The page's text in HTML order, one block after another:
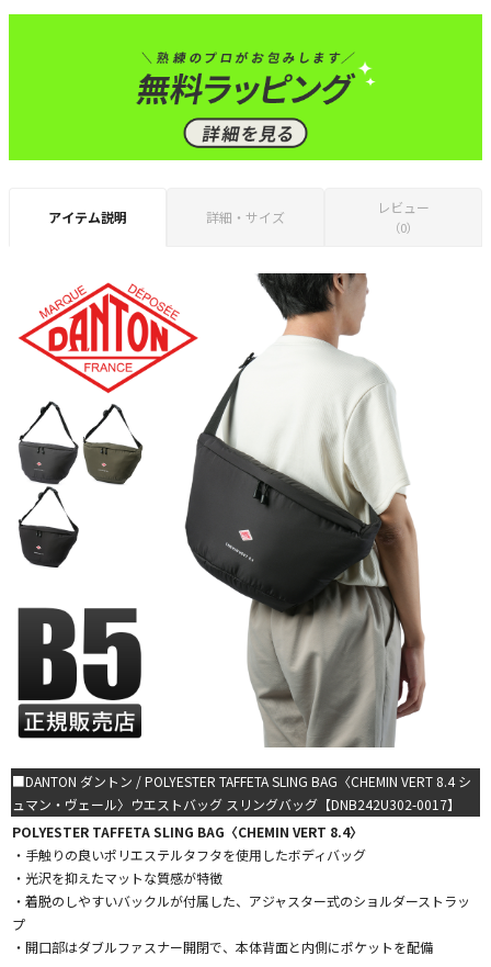
アイテム説明 詳細・サイズ
レビュー
（0）
■DANTON ダントン / POLYESTER TAFFETA SLING BAG〈CHEMIN VERT 8.4 シ
ュマン・ヴェール〉ウエストバッグ スリングバッグ【DNB242U302-0017】
POLYESTER TAFFETA SLING BAG〈CHEMIN VERT 8.4〉
・手触りの良いポリエステルタフタを使用したボディバッグ
・光沢を抑えたマットな質感が特徴
・着脱のしやすいバックルが付属した、アジャスター式のショルダーストラッ
プ
・開口部はダブルファスナー開閉で、本体背面と内側にポケットを配備